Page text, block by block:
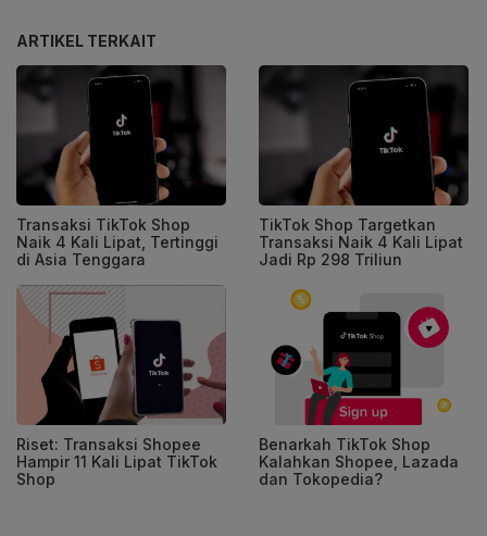
ARTIKEL TERKAIT
Transaksi TikTok Shop
Naik 4 Kali Lipat, Tertinggi
di Asia Tenggara
TikTok Shop Targetkan
Transaksi Naik 4 Kali Lipat
Jadi Rp 298 Triliun
Riset: Transaksi Shopee
Hampir 11 Kali Lipat TikTok
Shop
Benarkah TikTok Shop
Kalahkan Shopee, Lazada
dan Tokopedia?